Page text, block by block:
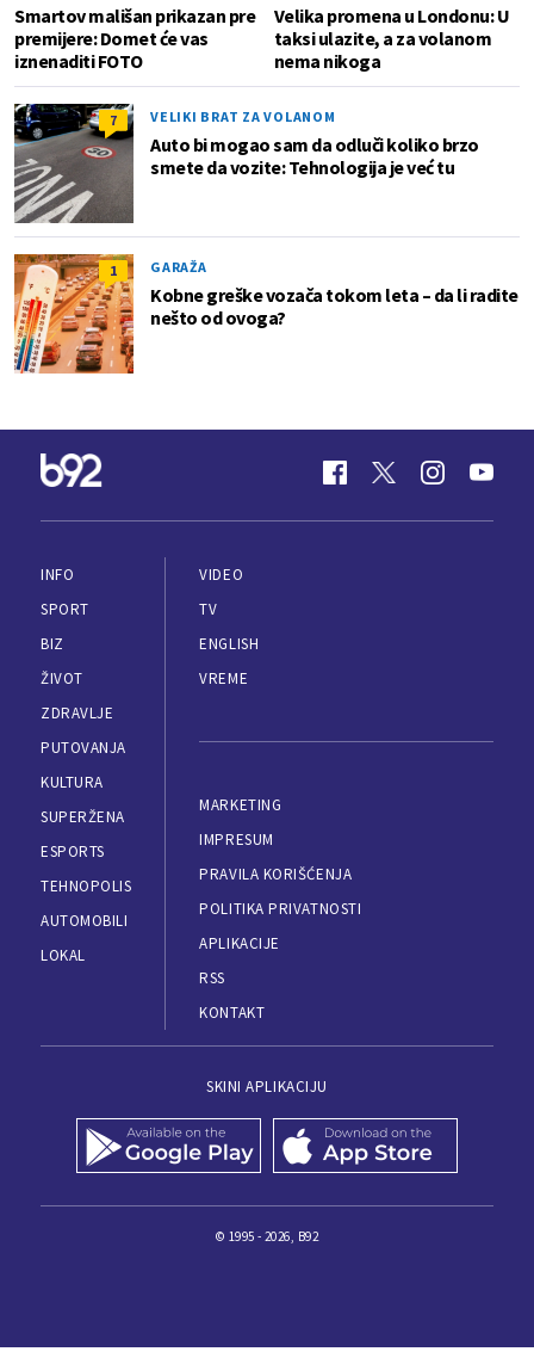
Smartov mališan prikazan pre
premijere: Domet će vas
iznenaditi FOTO
Velika promena u Londonu: U
taksi ulazite, a za volanom
nema nikoga
7 VELIKI BRAT ZA VOLANOM
Auto bi mogao sam da odluči koliko brzo
smete da vozite: Tehnologija je već tu
1 GARAŽA
Kobne greške vozača tokom leta – da li radite
nešto od ovoga?
INFO
SPORT
BIZ
ŽIVOT
ZDRAVLJE
PUTOVANJA
KULTURA
SUPERŽENA
ESPORTS
TEHNOPOLIS
AUTOMOBILI
LOKAL
VIDEO
TV
ENGLISH
VREME
MARKETING
IMPRESUM
PRAVILA KORIŠĆENJA
POLITIKA PRIVATNOSTI
APLIKACIJE
RSS
KONTAKT
SKINI APLIKACIJU
© 1995 - 2026, B92